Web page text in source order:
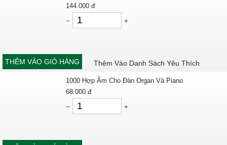
144.000 đ
−
+
THÊM VÀO GIỎ HÀNG Thêm Vào Danh Sách Yêu Thích
1000 Hợp Âm Cho Đàn Organ Và Piano
68.000 đ
−
+